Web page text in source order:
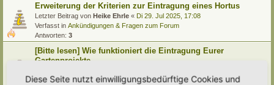
Erweiterung der Kriterien zur Eintragung eines Hortus
Letzter Beitrag von Heike Ehrle « Di 29. Jul 2025, 17:08
Verfasst in Ankündigungen & Fragen zum Forum
Antworten: 3
[Bitte lesen] Wie funktioniert die Eintragung Eurer
Gartenprojekte
Verfasst inEingetragener Hortus - Mein Hortus und ich!
Diese Seite nutzt einwilligungsbedürftige Cookies und